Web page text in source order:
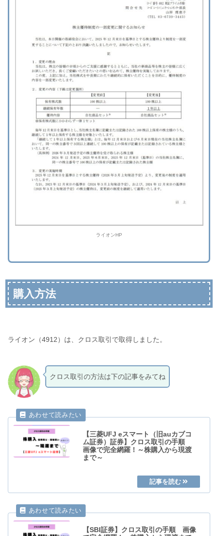
ライオンHP
購入方法
ライオン（4912）は、クロス取引で取得しました。
クロス取引の方法は下の記事をみてね
【三菱UFJ eスマート（旧auカブコ
ム証券）証券】クロス取引の手順
画像で完全網羅！～株購入から現渡
まで～
【SBI証券】クロス取引の手順 画像